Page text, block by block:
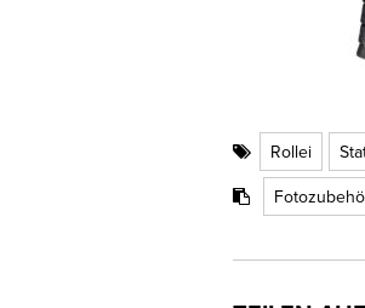
Rollei